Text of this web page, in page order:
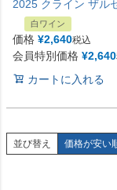
2025 クライン ザル
白ワイン
価格 ¥2,640税込
会員特別価格 ¥2,640
カートに入れる
並び替え 価格が安い